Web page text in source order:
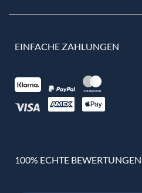
EINFACHE ZAHLUNGEN
100% ECHTE BEWERTUNGEN